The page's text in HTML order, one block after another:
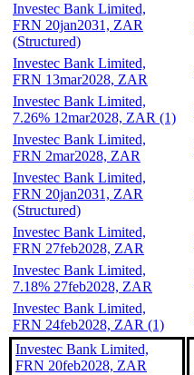
Investec Bank Limited,
FRN 20jan2031, ZAR
(Structured)
Investec Bank Limited,
FRN 13mar2028, ZAR
Investec Bank Limited,
7.26% 12mar2028, ZAR (1)
Investec Bank Limited,
FRN 2mar2028, ZAR
Investec Bank Limited,
FRN 20jan2031, ZAR
(Structured)
Investec Bank Limited,
FRN 27feb2028, ZAR
Investec Bank Limited,
7.18% 27feb2028, ZAR
Investec Bank Limited,
FRN 24feb2028, ZAR (1)
Investec Bank Limited,
FRN 20feb2028, ZAR